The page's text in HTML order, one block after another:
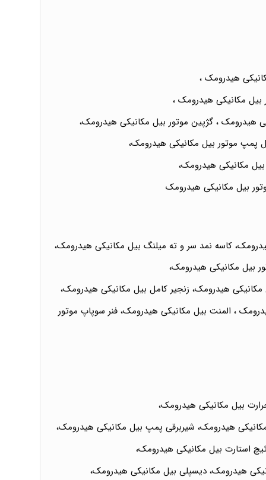
هیدرومک ،
بیل مکانیکی هیدرومک ،
هیدرومک ، گژپین موتور بیل مکانیکی هیدرومک،
پمپ موتور بیل مکانیکی هیدرومک،
مکانیکی هیدرومک،
بیل مکانیکی هیدرومک
کاسه نمد سر و ته میلنگ بیل مکانیکی هیدرومک،
بیل مکانیکی هیدرومک،
هیدرومک، زنجیر کامل بیل مکانیکی هیدرومک،
، المنت بیل مکانیکی هیدرومک، فنر سوپاپ موتور
هیدرومک، شیربرقی پمپ بیل مکانیکی هیدرومک،
استارت بیل مکانیکی هیدرومک،
هیدرومک، دیسپلی بیل مکانیکی هیدرومک،